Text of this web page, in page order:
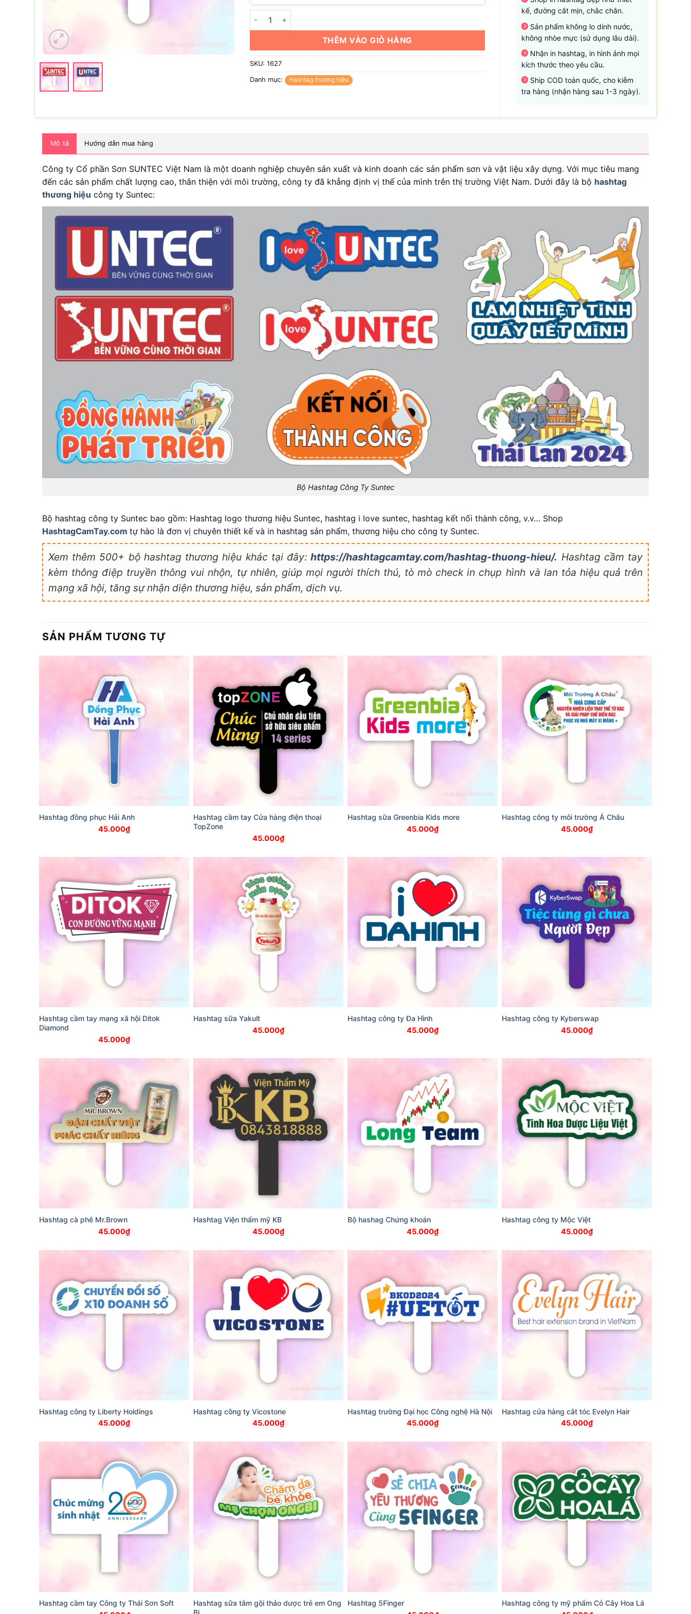
Hashtag công ty Suntec số lượng
THÊM VÀO GIỎ HÀNG
SKU: 1627
Danh mục: Hashtag thương hiệu
kế, đường cắt mịn, chắc chắn.
Sản phẩm không lo dính nước,
không nhòe mực (sử dụng lâu dài).
Nhận in hashtag, in hình ảnh mọi
kích thước theo yêu cầu.
Ship COD toàn quốc, cho kiễm
tra hàng (nhận hàng sau 1-3 ngày).
Mô tả Hướng dẫn mua hàng
Công ty Cổ phần Sơn SUNTEC Việt Nam là một doanh nghiệp chuyên sản xuất và kinh doanh các sản phẩm sơn và vật liệu xây dựng. Với mục tiêu mang
đến các sản phẩm chất lượng cao, thân thiện với môi trường, công ty đã khẳng định vị thế của mình trên thị trường Việt Nam. Dưới đây là bộ hashtag
thương hiệu công ty Suntec:
Bộ Hashtag Công Ty Suntec
Bộ hashtag công ty Suntec bao gồm: Hashtag logo thương hiệu Suntec, hashtag i love suntec, hashtag kết nối thành công, v.v… Shop
HashtagCamTay.com tự hào là đơn vị chuyên thiết kế và in hashtag sản phẩm, thương hiệu cho công ty Suntec.
Xem thêm 500+ bộ hashtag thương hiệu khác tại đây:https://hashtagcamtay.com/hashtag-thuong-hieu/. Hashtag cầm tay
kèm thông điệp truyền thông vui nhộn, tự nhiên, giúp mọi người thích thú, tò mò check in chụp hình và lan tỏa hiệu quả trên
mạng xã hội, tăng sự nhận diện thương hiệu, sản phẩm, dịch vụ.
SẢN PHẨM TƯƠNG TỰ
Hashtag đồng phục Hải Anh
45.000₫
Hashtag cầm tay Cửa hàng điện thoại
TopZone
45.000₫
Hashtag sữa Greenbia Kids more
45.000₫
Hashtag công ty môi trường Á Châu
45.000₫
Hashtag cầm tay mạng xã hội Ditok
Diamond
45.000₫
Hashtag sữa Yakult
45.000₫
Hashtag công ty Đa Hình
45.000₫
Hashtag công ty Kyberswap
45.000₫
Hashtag cà phê Mr.Brown
45.000₫
Hashtag Viện thẩm mỹ KB
45.000₫
Bộ hashag Chứng khoán
45.000₫
Hashtag công ty Mộc Việt
45.000₫
Hashtag công ty Liberty Holdings
45.000₫
Hashtag công ty Vicostone
45.000₫
Hashtag trường Đại học Công nghệ Hà Nội
45.000₫
Hashtag cửa hàng cắt tóc Evelyn Hair
45.000₫
Hashtag cầm tay Công ty Thái Sơn Soft
Hashtag sữa tắm gội thảo dược trẻ em Ong
Hashtag 5Finger
Hashtag công ty mỹ phẩm Cỏ Cây Hoa Lá